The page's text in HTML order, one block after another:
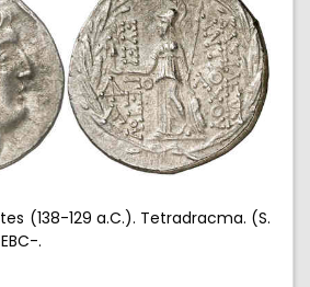
(138-129 a.C.). Tetradracma. (S.
.